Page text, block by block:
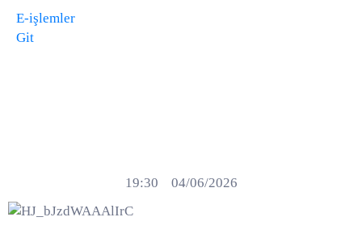
E-işlemler
Git
19:30 04/06/2026